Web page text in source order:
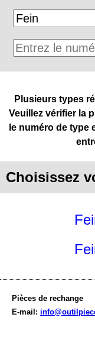
Plusieurs types
Veuillez vérifier la
le numéro de type
Choisissez
Pièces de rechange
E-mail: